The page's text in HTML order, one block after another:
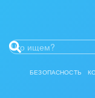
IT, Интернет
Культурные
БЕЗОПАСНОСТЬ